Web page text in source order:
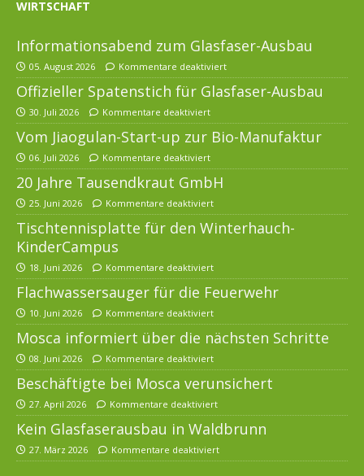
WIRTSCHAFT
Informationsabend zum Glasfaser-Ausbau
05. August 2026 Kommentare deaktiviert
Offizieller Spatenstich für Glasfaser-Ausbau
30. Juli 2026 Kommentare deaktiviert
Vom Jiaogulan-Start-up zur Bio-Manufaktur
06. Juli 2026 Kommentare deaktiviert
20 Jahre Tausendkraut GmbH
25. Juni 2026 Kommentare deaktiviert
Tischtennisplatte für den Winterhauch-
KinderCampus
18. Juni 2026 Kommentare deaktiviert
Flachwassersauger für die Feuerwehr
10. Juni 2026 Kommentare deaktiviert
Mosca informiert über die nächsten Schritte
08. Juni 2026 Kommentare deaktiviert
Beschäftigte bei Mosca verunsichert
27. April 2026 Kommentare deaktiviert
Kein Glasfaserausbau in Waldbrunn
27. März 2026 Kommentare deaktiviert